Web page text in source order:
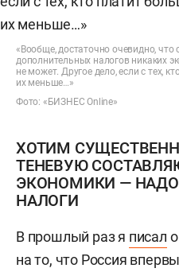
«Вообще, достаточно очевидно, что
дополнительных налогов никаких
не может. Другое дело, если с тех,
их меньше…»
Фото: «БИЗНЕС Online»
ХОТИМ
ТЕНЕВУЮ
ЭКОНОМИКИ —
НАЛОГИ
В прошлый раз я писал
на то, что Россия